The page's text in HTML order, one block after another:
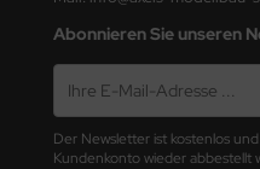
Abonnieren Sie unseren
Der Newsletter ist kostenlos
Kundenkonto wieder abbestellt
Model